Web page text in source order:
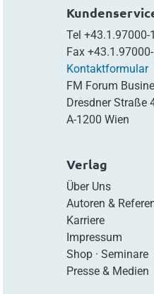
Tel +43.1.97000-
Fax
Kontaktformular
FM Forum
Dresdner Straße
A-1200 Wien
Verlag
Über Uns
Autoren &
Karriere
Impressum
Shop· Seminare
Presse & Medien